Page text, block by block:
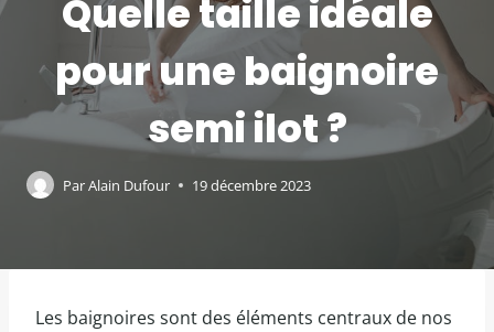
Quelle taille idéale
pour une baignoire
semi ilot ?
ParAlain Dufour 19 décembre 2023
Les baignoires sont des éléments centraux de nos